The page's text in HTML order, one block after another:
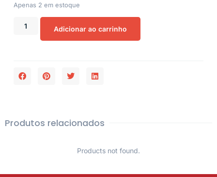
Apenas 2 em estoque
Adicionar ao carrinho
Produtos relacionados
Products not found.